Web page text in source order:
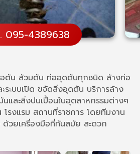
095-4389638
ตัน ส้วมตัน ท่ออุดตันทุกชนิด ล้างท่อ
ระบบเปิด ขจัดสิ่งอุดตัน บริการล้าง
นและสิ่งปนเปื้อนในอุตสาหกรรมต่างๆ
โรงแรม สถานที่ราชการ โดยทีมงาน
วยเครื่องมือที่ทันสมัย สะดวก